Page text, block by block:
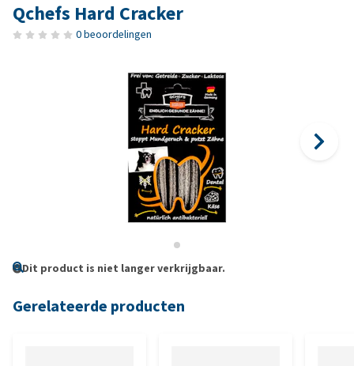
Qchefs Hard Cracker
0 beoordelingen
Dit product is niet langer verkrijgbaar.
Gerelateerde producten